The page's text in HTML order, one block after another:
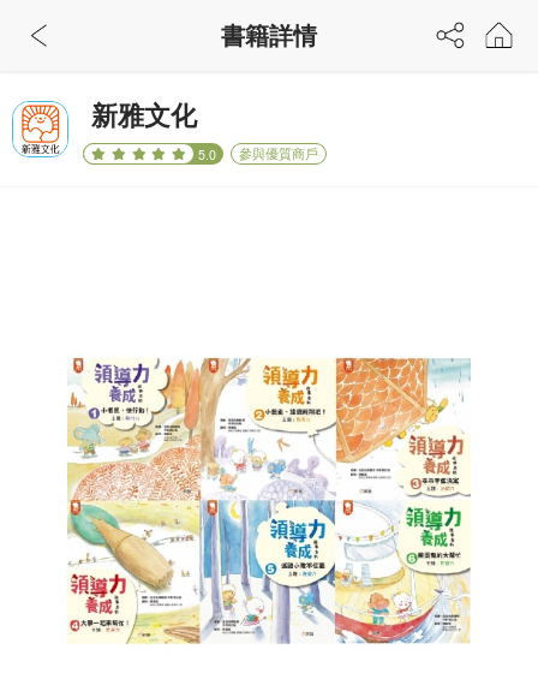
新雅文化
5.0 參與優質商戶
書籍詳情